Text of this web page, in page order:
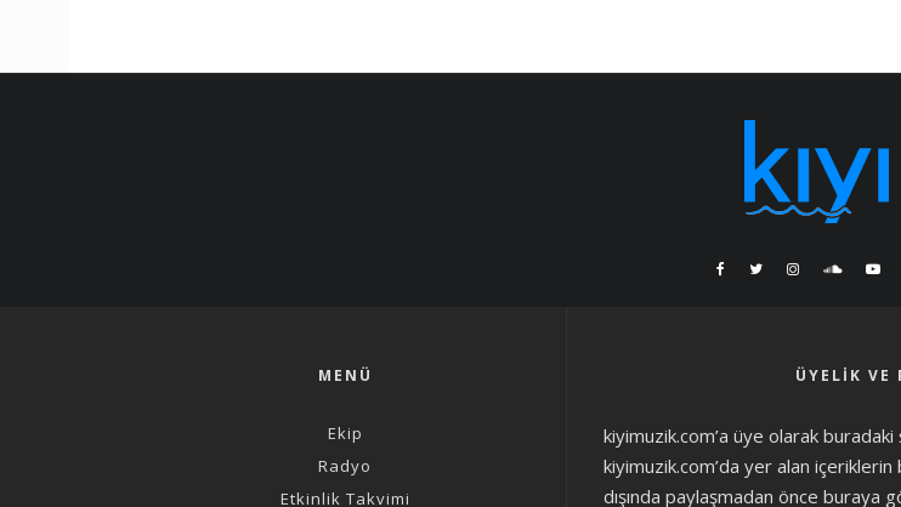
MENÜ
Ekip
Radyo
Etkinlik Takvimi
ÜYELIK VE
kiyimuzik.com’a üye olarak buradaki
kiyimuzik.com’da yer alan içeriklerin
dışında paylaşmadan önce buraya